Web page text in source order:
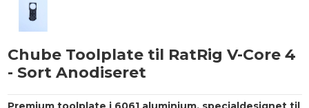
Chube Toolplate til RatRig V-Core 4
- Sort Anodiseret